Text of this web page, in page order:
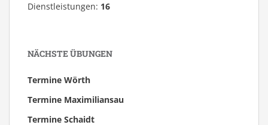
Dienstleistungen: 16
NÄCHSTE ÜBUNGEN
Termine Wörth
Termine Maximiliansau
Termine Schaidt